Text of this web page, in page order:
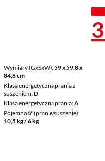
Wymiary (GxSxW) 59 x 59,8 x
84,8 cm
Klasa energetyczna prania z
suszeniem D
Klasa energetyczna prania A
Pojemność (pranie/suszenie)
10,5 kg / 6 kg